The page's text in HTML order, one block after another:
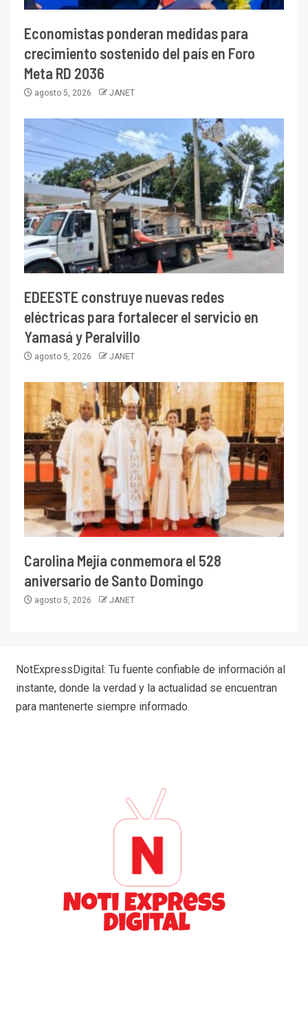
Economistas ponderan medidas para
crecimiento sostenido del país en Foro
Meta RD 2036
agosto 5, 2026 JANET
EDEESTE construye nuevas redes
eléctricas para fortalecer el servicio en
Yamasá y Peralvillo
agosto 5, 2026 JANET
Carolina Mejía conmemora el 528
aniversario de Santo Domingo
agosto 5, 2026 JANET
NotExpressDigital: Tu fuente confiable de información al
instante, donde la verdad y la actualidad se encuentran
para mantenerte siempre informado.